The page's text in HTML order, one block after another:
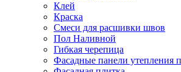
Клей
Краска
Смеси для расшивки швов
Пол Наливной
Гибкая черепица
Фасадные панели утепления